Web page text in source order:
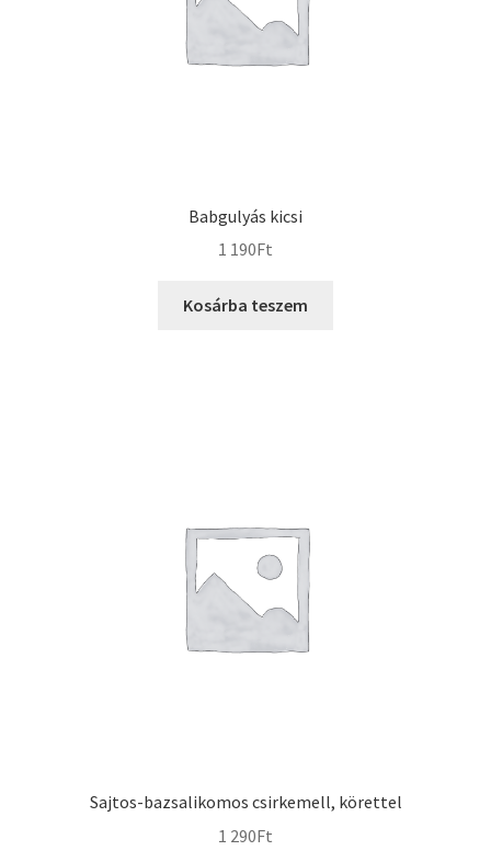
Babgulyás kicsi
1 190Ft
Kosárba teszem
Sajtos-bazsalikomos csirkemell, körettel
1 290Ft